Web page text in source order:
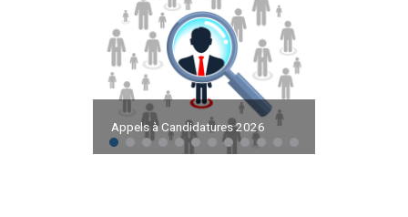
Appels à Candidatures 2026